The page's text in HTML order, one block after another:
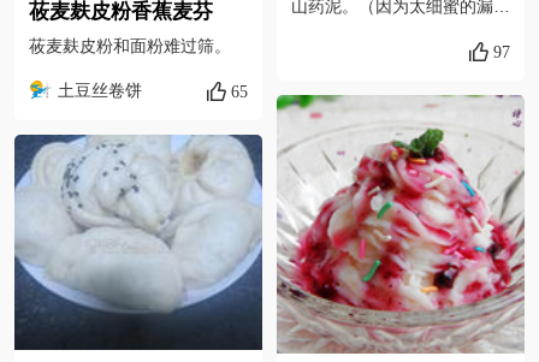
莜麦麸皮粉香蕉麦芬
莜麦麸皮粉和面粉难过筛。
土豆丝卷饼 65
山药泥。（因为太细蜜的漏勺
很难过滤下去，或者装入保鲜
97